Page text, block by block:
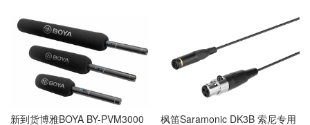
新到货博雅BOYA BY-PVM3000
枫笛Saramonic DK3B 索尼专用